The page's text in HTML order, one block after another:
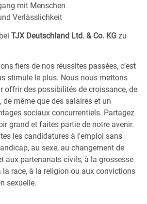
mit Menschen
Verlässlichkeit
TJX Deutschland Ltd. & Co. KG zu
fiers de nos réussites passées, c’est
stimule le plus. Nous nous mettons
offrir des possibilités de croissance, de
de même que des salaires et un
sociaux concurrentiels. Partagez
grand et faites partie de notre avenir.
les candidatures à l'emploi sans
au sexe, au changement de
aux partenariats civils, à la grossesse
la race, à la religion ou aux convictions
sexuelle.